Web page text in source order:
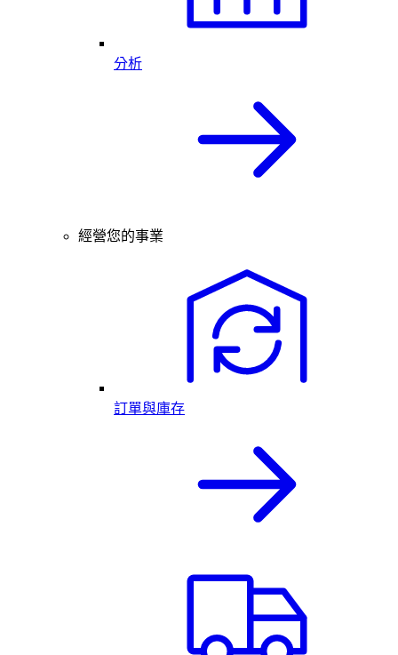
分析
經營您的事業
訂單與庫存